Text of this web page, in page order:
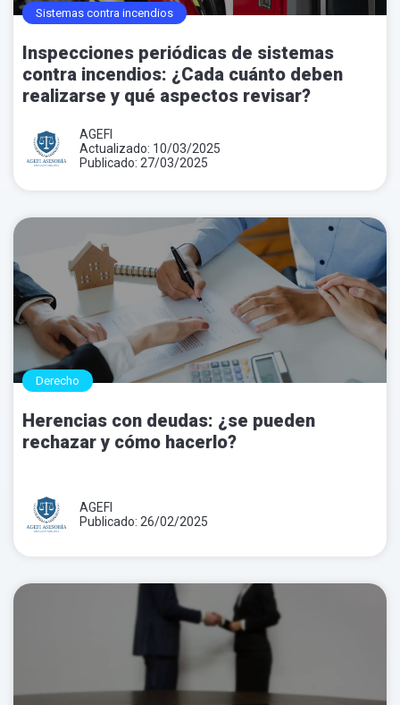
Sistemas contra incendios
Inspecciones periódicas de sistemas
contra incendios: ¿Cada cuánto deben
realizarse y qué aspectos revisar?
AGEFI
Actualizado: 10/03/2025
Publicado: 27/03/2025
Derecho
Herencias con deudas: ¿se pueden
rechazar y cómo hacerlo?
AGEFI
Publicado: 26/02/2025